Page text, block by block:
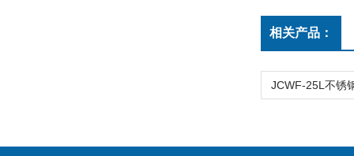
相关产品：